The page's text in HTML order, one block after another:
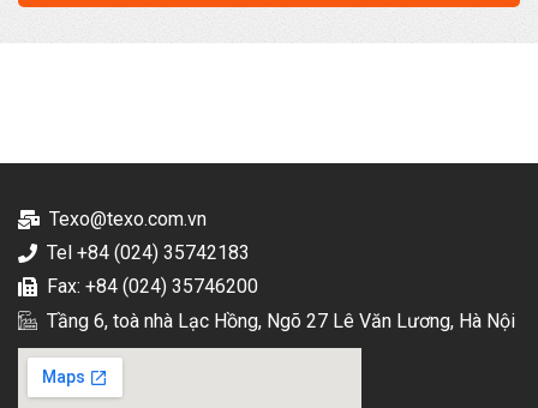
Texo@texo.com.vn
Tel +84 (024) 35742183
Fax: +84 (024) 35746200
Tầng 6, toà nhà Lạc Hồng, Ngõ 27 Lê Văn Lương, Hà Nội